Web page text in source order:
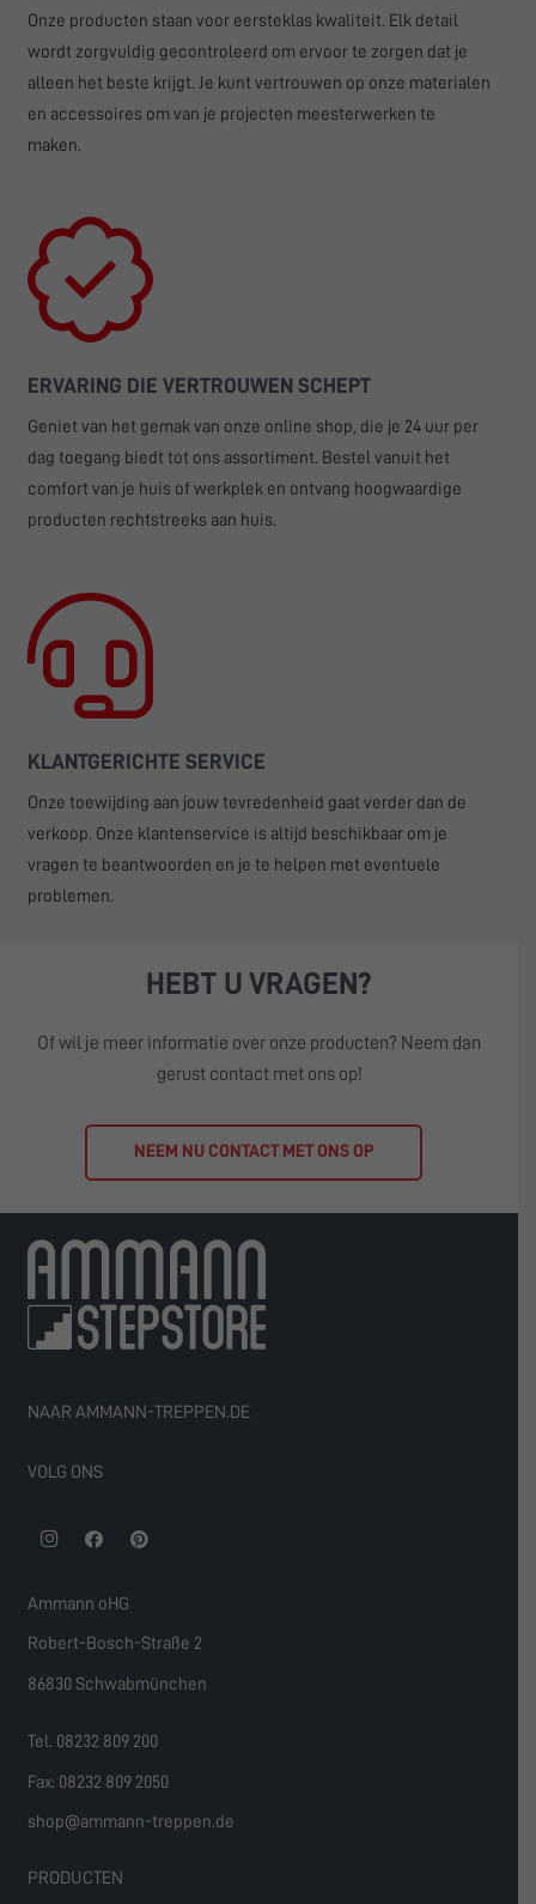
Onze producten staan voor eersteklas kwaliteit. Elk detail
wordt zorgvuldig gecontroleerd om ervoor te zorgen dat je
alleen het beste krijgt. Je kunt vertrouwen op onze materialen
en accessoires om van je projecten meesterwerken te
maken.
ERVARING DIE VERTROUWEN SCHEPT
Geniet van het gemak van onze online shop, die je 24 uur per
dag toegang biedt tot ons assortiment. Bestel vanuit het
comfort van je huis of werkplek en ontvang hoogwaardige
producten rechtstreeks aan huis.
KLANTGERICHTE SERVICE
Onze toewijding aan jouw tevredenheid gaat verder dan de
verkoop. Onze klantenservice is altijd beschikbaar om je
vragen te beantwoorden en je te helpen met eventuele
problemen.
HEBT U VRAGEN?
Of wil je meer informatie over onze producten? Neem dan
gerust contact met ons op!
NEEM NU CONTACT MET ONS OP
NAAR AMMANN-TREPPEN.DE
VOLG ONS
Ammann oHG
Robert-Bosch-Straße 2
86830 Schwabmünchen
Tel. 08232 809 200
Fax: 08232 809 2050
shop@ammann-treppen.de
PRODUCTEN